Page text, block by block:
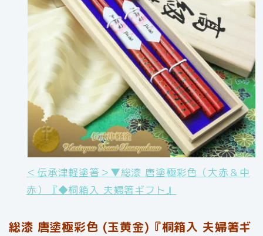
＜伝承津軽塗箸＞▼総漆 唐塗極彩色（大赤＆中
赤）『◆桐箱入 夫婦箸ギフト』
総漆 唐塗極彩色 (玉黄金)『桐箱入 夫婦箸ギ